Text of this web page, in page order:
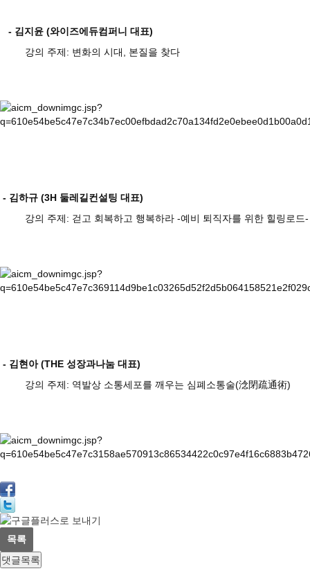
- 김지윤 (와이즈에듀컴퍼니 대표)
강의 주제: 변화의 시대, 본질을 찾다
- 김하규 (3H 둘레길컨설팅 대표)
강의 주제: 걷고 회복하고 행복하라 -예비 퇴직자를 위한 힐링로드-
- 김현아 (THE 성장과나눔 대표)
강의 주제: 역발상 소통세포를 깨우는 심폐소통술(淰閉疏通術)​
목록
댓글목록